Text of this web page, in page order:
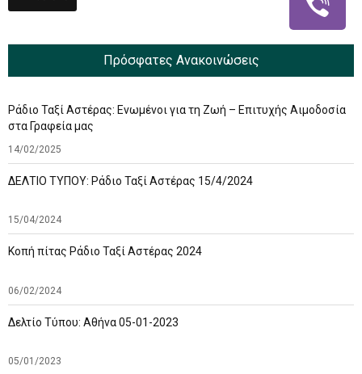
Πρόσφατες Ανακοινώσεις
Ράδιο Ταξί Αστέρας: Ενωμένοι για τη Ζωή – Επιτυχής Αιμοδοσία
στα Γραφεία μας
14/02/2025
ΔΕΛΤΙΟ ΤΥΠΟΥ: Ράδιο Ταξί Αστέρας 15/4/2024
15/04/2024
Κοπή πίτας Ράδιο Ταξί Αστέρας 2024
06/02/2024
Δελτίο Τύπου: Αθήνα 05-01-2023
05/01/2023